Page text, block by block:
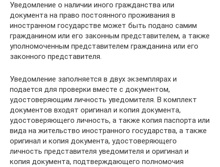
Уведомление о наличии иного гражданства или
документа на право постоянного проживания в
иностранном государстве может быть подано самим
гражданином или его законным представителем, а также
уполномоченным представителем гражданина или его
законного представителя.
Уведомление заполняется в двух экземплярах и
подается для проверки вместе с документом,
удостоверяющим личность уведомителя. В комплект
документов входят оригинал и копия документа,
удостоверяющего личность, а также копия паспорта или
вида на жительство иностранного государства, а также
оригинал и копия документа, удостоверяющего
личность представителя уведомителя и оригинал и
копия документа, подтверждающего полномочия